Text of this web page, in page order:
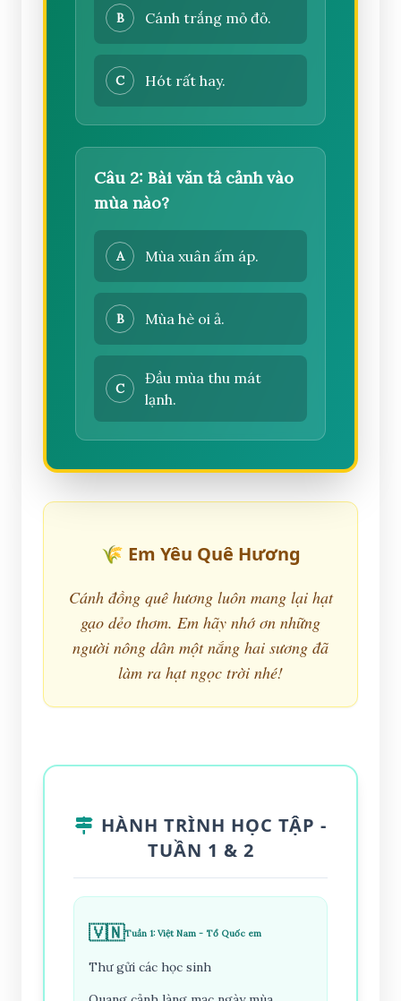
B Cánh trắng mỏ đỏ.
C Hót rất hay.
Câu 2: Bài văn tả cảnh vào
mùa nào?
A Mùa xuân ấm áp.
B Mùa hè oi ả.
C
Đầu mùa thu mát
lạnh.
🌾 Em Yêu Quê Hương
Cánh đồng quê hương luôn mang lại hạt
gạo dẻo thơm. Em hãy nhớ ơn những
người nông dân một nắng hai sương đã
làm ra hạt ngọc trời nhé!
HÀNH TRÌNH HỌC TẬP -
TUẦN 1 & 2
🇻🇳Tuần 1: Việt Nam - Tổ Quốc em
Thư gửi các học sinh